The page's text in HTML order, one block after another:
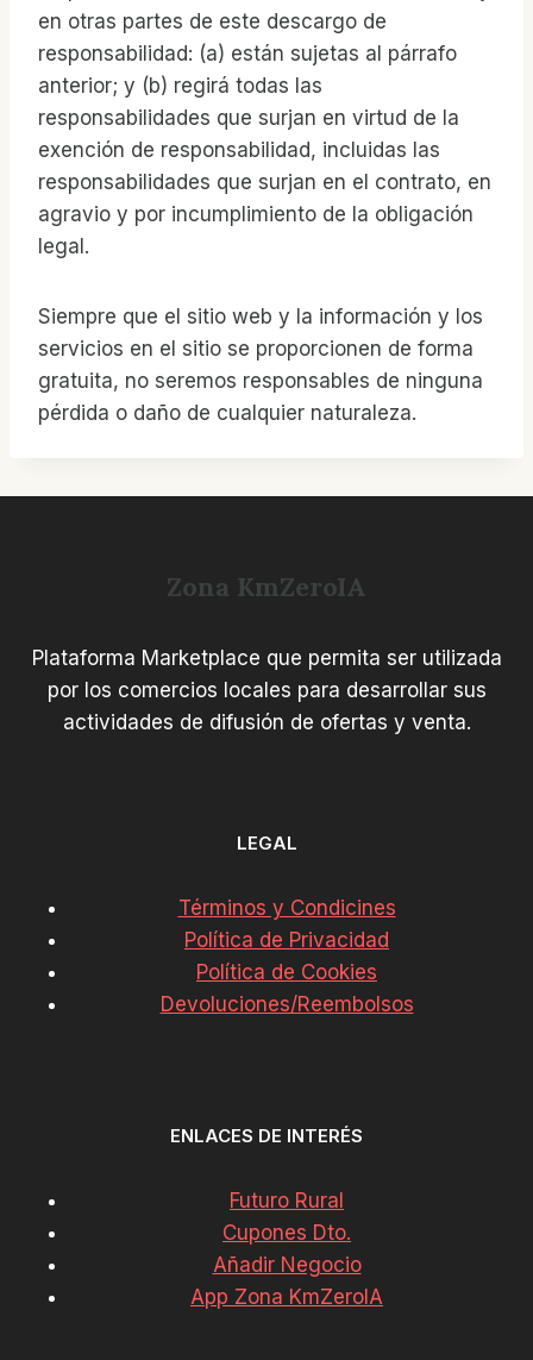
en otras partes de este descargo de
responsabilidad: (a) están sujetas al párrafo
anterior; y (b) regirá todas las
responsabilidades que surjan en virtud de la
exención de responsabilidad, incluidas las
responsabilidades que surjan en el contrato, en
agravio y por incumplimiento de la obligación
legal.
Siempre que el sitio web y la información y los
servicios en el sitio se proporcionen de forma
gratuita, no seremos responsables de ninguna
pérdida o daño de cualquier naturaleza.
Zona KmZeroIA
Plataforma Marketplace que permita ser utilizada
por los comercios locales para desarrollar sus
actividades de difusión de ofertas y venta.
LEGAL
Términos y Condicines
Política de Privacidad
Política de Cookies
Devoluciones/Reembolsos
ENLACES DE INTERÉS
Futuro Rural
Cupones Dto.
Añadir Negocio
App Zona KmZeroIA